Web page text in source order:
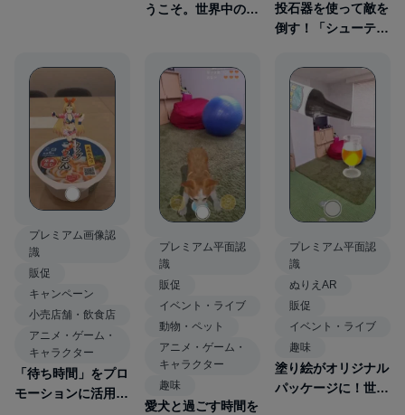
うこそ。世界中の願
投石器を使って敵を
倒す！「シューティ
プレミアム画像認
識
販促
キャンペーン
小売店舗・飲食店
アニメ・ゲーム・
キャラクター
「待ち時間」をプロ
モーションに活用！
プレミアム平面認
識
販促
イベント・ライブ
動物・ペット
アニメ・ゲーム・
キャラクター
趣味
愛犬と過ごす時間を
プレミアム平面認
識
ぬりえAR
販促
イベント・ライブ
趣味
塗り絵がオリジナル
パッケージに！世界